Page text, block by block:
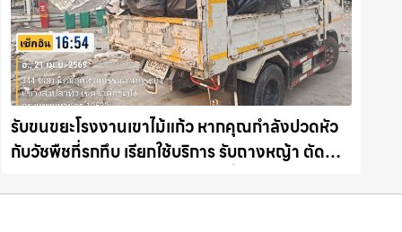
รับขนขยะโรงงานเขาไม้แก้ว หากคุณกำลังปวดหัว
กับวัชพืชที่รกทึบ เรียกใช้บริการ รับถางหญ้า ตัด
ชลบุรี.com